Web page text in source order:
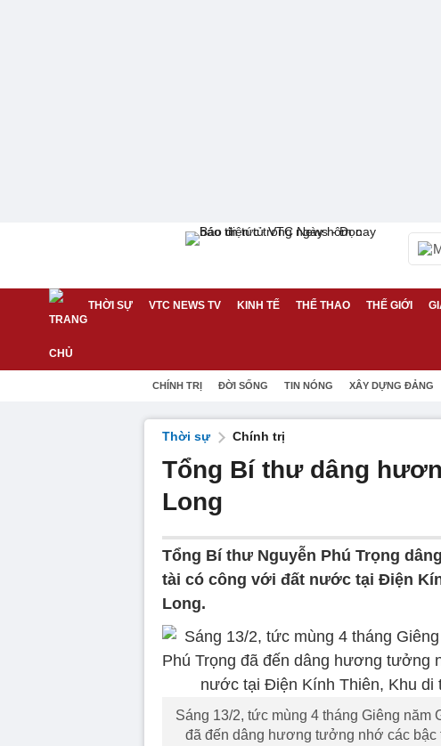
THỜI SỰ VTC NEWS TV KINH TẾ THỂ THAO THẾ GIỚI
CHÍNH TRỊ ĐỜI SỐNG TIN NÓNG XÂY DỰNG ĐẢNG
Thời sự Chính trị
Tổng Bí thư dâng
Long
Tổng Bí thư Nguyễn Phú Trọng
tài có công với đất nước tại Điện
Long.
Sáng 13/2, tức mùng 4 tháng Giêng năm
đã đến dâng hương tưởng nhớ các